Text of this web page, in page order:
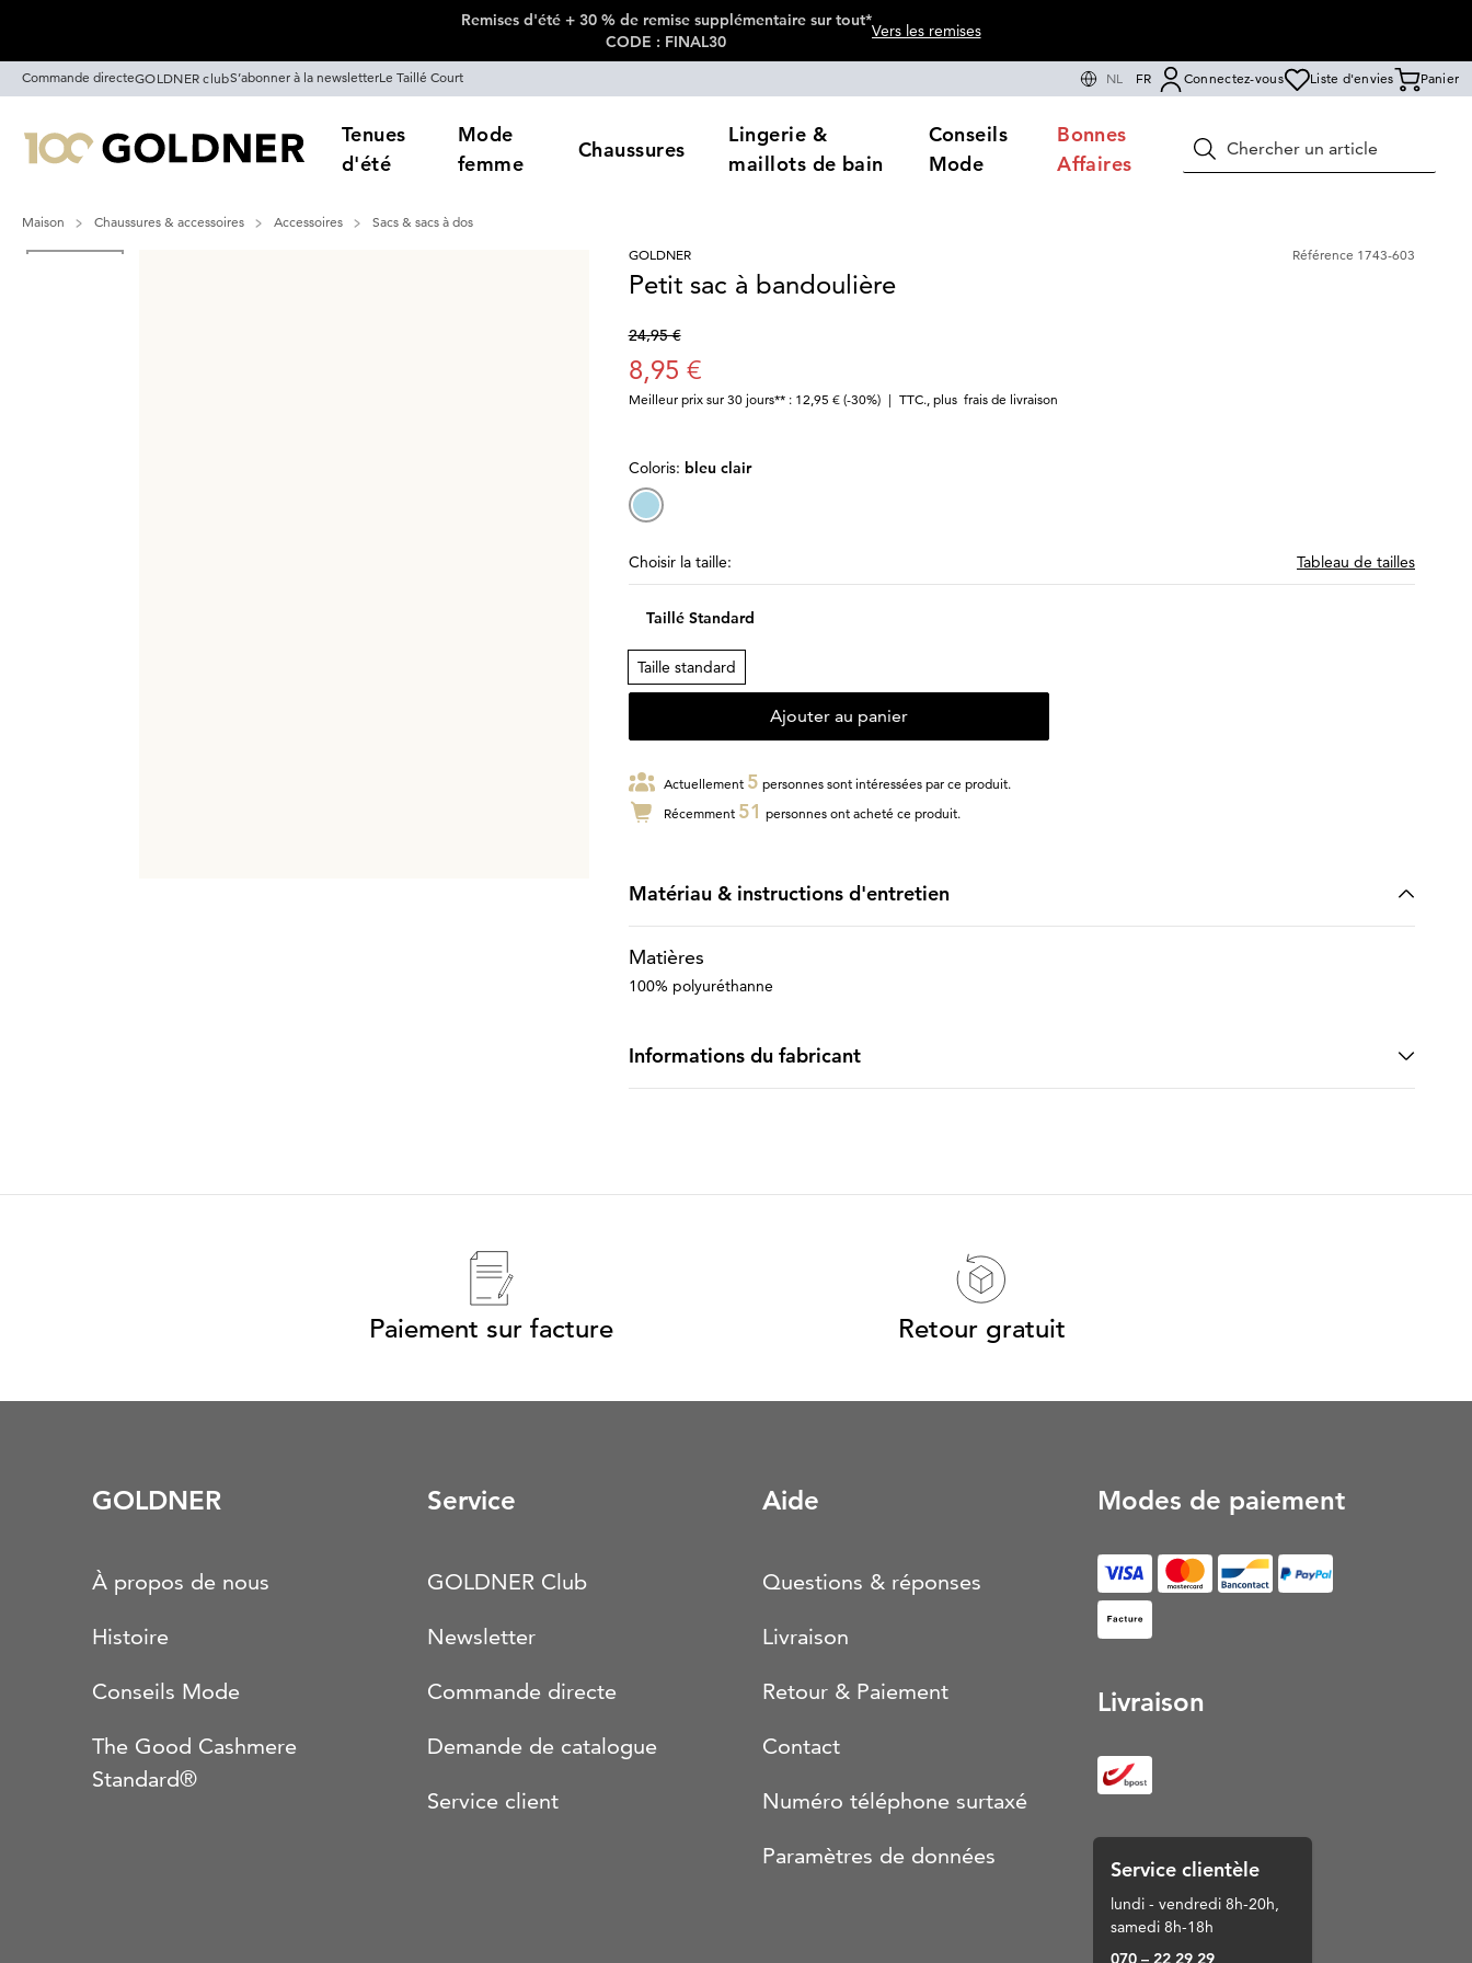
Remises d'été + 30 % de remise supplémentaire sur tout*
CODE : FINAL30
Vers les remises
Commande directeGOLDNER clubS’abonner à la newsletterLe Taillé Court NL FR Connectez-vous Liste d'envies Panier
Tenues
d'été
Mode
femme
Chaussures
Lingerie &
maillots de bain
Conseils
Mode
Bonnes
Affaires
Rechercher
Maison Chaussures & accessoires Accessoires
Sacs & sacs à dos
GOLDNER
Référence 1743-603
Petit sac à bandoulière
24,95 €
8,95 €
Meilleur prix sur 30 jours** : 12,95 € (-30%) | TTC., plus frais de livraison
Coloris: bleu clair
Choisir la taille: Tableau de tailles
Taillé Standard
Taille standard
Ajouter au panier
Actuellement 5 personnes sont intéressées par ce produit.
Récemment 51 personnes ont acheté ce produit.
Matériau & instructions d'entretien
Matières
100% polyuréthanne
Informations du fabricant
Paiement sur facture Retour gratuit
GOLDNER
À propos de nous
Histoire
Conseils Mode
The Good Cashmere
Standard®
Service
GOLDNER Club
Newsletter
Commande directe
Demande de catalogue
Service client
Aide
Questions & réponses
Livraison
Retour & Paiement
Contact
Numéro téléphone surtaxé
Paramètres de données
Modes de paiement
Facture (S’ouvre dans un nouvel onglet)
Livraison
Service clientèle
lundi - vendredi 8h-20h,
samedi 8h-18h
070 – 22 29 29